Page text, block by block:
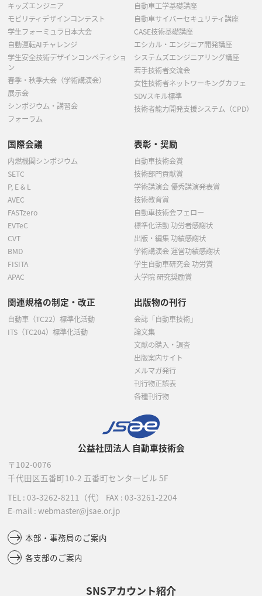
公益社団法人 自動車技術会
〒102-0076
千代田区五番町10-2 五番町センタービル 5F
TEL : 03-3262-8211 （代） FAX : 03-3261-2204
E-mail : webmaster@jsae.or.jp
本部・事務局のご案内
各支部のご案内
SNSアカウント紹介
キッズエンジニア
モビリティデザインコンテスト
学生フォーミュラ日本大会
自動運転AIチャレンジ
学生安全技術デザインコンペティショ
ン
春季・秋季大会（学術講演会）
展示会
シンポジウム・講習会
フォーラム
自動車工学基礎講座
自動車サイバーセキュリティ講座
CASE技術基礎講座
エシカル・エンジニア開発講座
システムズエンジニアリング講座
若手技術者交流会
女性技術者ネットワーキングカフェ
SDVスキル標準
技術者能力開発支援システム（CPD）
国際会議
内燃機関シンポジウム
SETC
P, E & L
AVEC
FASTzero
EVTeC
CVT
BMD
FISITA
APAC
表彰・奨励
自動車技術会賞
技術部門貢献賞
学術講演会 優秀講演発表賞
技術教育賞
自動車技術会フェロー
標準化活動 功労者感謝状
出版・編集 功績感謝状
学術講演会 運営功績感謝状
学生自動車研究会 功労賞
大学院 研究奨励賞
関連規格の制定・改正
自動車（TC22）標準化活動
ITS（TC204）標準化活動
出版物の刊行
会誌「自動車技術」
論文集
文献の購入・調査
出版案内サイト
メルマガ発行
刊行物正誤表
各種刊行物